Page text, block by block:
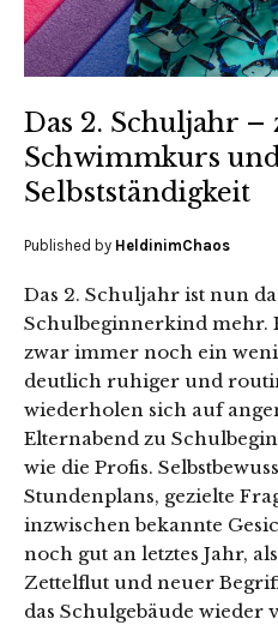
Das 2. Schuljahr –
Schwimmkurs
Selbstständigkeit
Published by HeldinimChaos
Das 2. Schuljahr ist nun
Schulbeginnerkind mehr.
zwar immer noch ein
deutlich ruhiger und
wiederholen sich auf
Elternabend zu
wie die Profis.
Stundenplans, gezielte
inzwischen bekannte
noch gut an letztes Jahr,
Zettelflut und neuer
das Schulgebäude wieder